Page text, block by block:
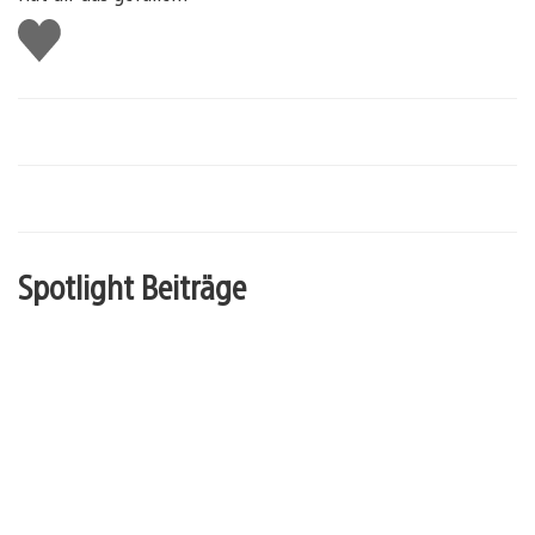
Gefällt
mir
Spotlight Beiträge